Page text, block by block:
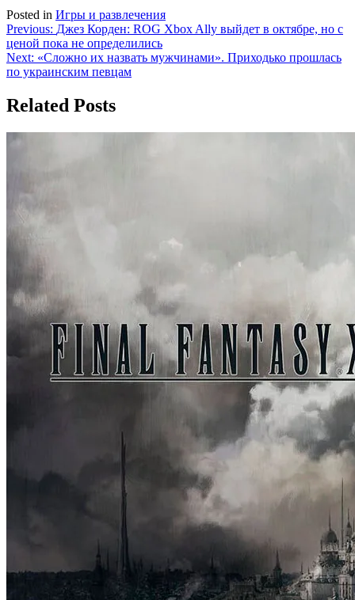
Posted in Игры и развлечения
Навигация
по
записям
Previous: Джез Корден: ROG Xbox Ally выйдет в октябре, но с
ценой пока не определились
Next: «Сложно их назвать мужчинами». Приходько прошлась
по украинским певцам
Related Posts